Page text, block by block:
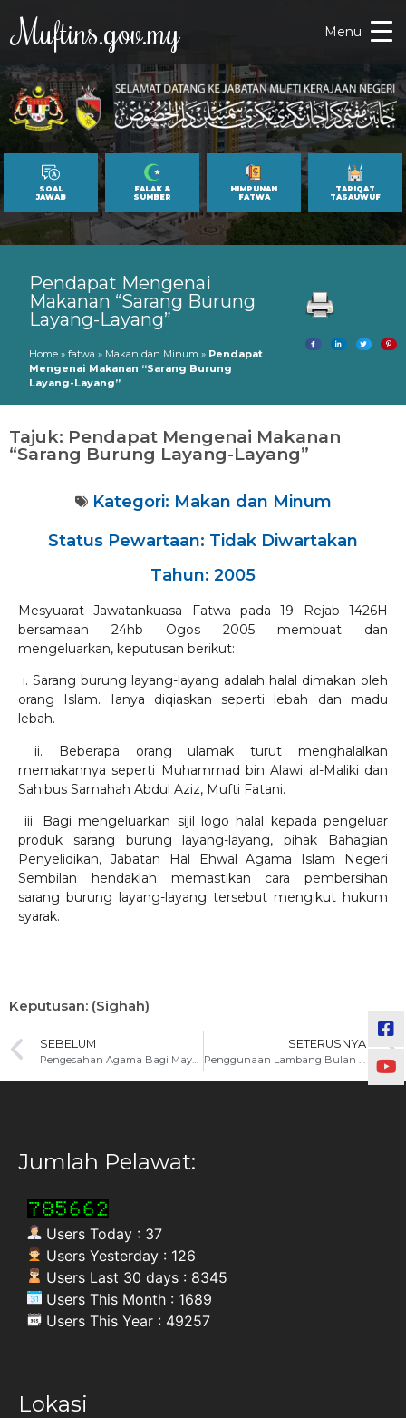
Muftins.gov.my Menu
SOAL
JAWAB
FALAK &
SUMBER
HIMPUNAN
FATWA
TARIQAT
TASAUWUF
Pendapat Mengenai
Makanan “Sarang Burung
Layang-Layang”
Home » fatwa » Makan dan Minum » Pendapat
Mengenai Makanan “Sarang Burung
Layang-Layang”
Tajuk: Pendapat Mengenai Makanan
“Sarang Burung Layang-Layang”
Kategori: Makan dan Minum
Status Pewartaan: Tidak Diwartakan
Tahun: 2005
Mesyuarat Jawatankuasa Fatwa pada 19 Rejab 1426H
bersamaan 24hb Ogos 2005 membuat dan
mengeluarkan, keputusan berikut:
i. Sarang burung layang-layang adalah halal dimakan oleh
orang Islam. Ianya diqiaskan seperti lebah dan madu
lebah.
ii. Beberapa orang ulamak turut menghalalkan
memakannya seperti Muhammad bin Alawi al-Maliki dan
Sahibus Samahah Abdul Aziz, Mufti Fatani.
iii. Bagi mengeluarkan sijil logo halal kepada pengeluar
produk sarang burung layang-layang, pihak Bahagian
Penyelidikan, Jabatan Hal Ehwal Agama Islam Negeri
Sembilan hendaklah memastikan cara pembersihan
sarang burung layang-layang tersebut mengikut hukum
syarak.
Keputusan: (Sighah)
SEBELUM SETERUSNYA
Jumlah Pelawat:
Users Today : 37
Users Yesterday : 126
Users Last 30 days : 8345
Users This Month : 1689
Users This Year : 49257
Lokasi